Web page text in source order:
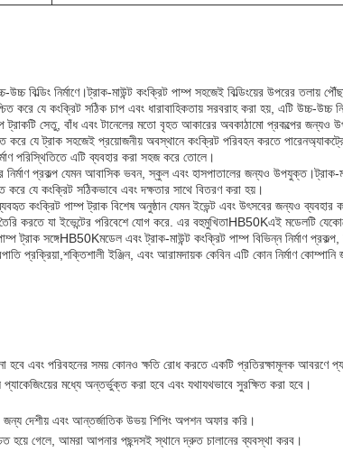
বিল্ডিং নির্মাণে।ট্রাক-মাউন্ট কংক্রিট পাম্প সহজেই বিল্ডিংয়ের উপরের তলায়
করে যে কংক্রিট সঠিক চাপ এবং ধারাবাহিকতায় সরবরাহ করা হয়, এটি উচ্চ-উচ্চ
ট্রাকটি সেতু, বাঁধ এবং টানেলের মতো বৃহত আকারের অবকাঠামো প্রকল্পের
করে যে ট্রাক সহজেই প্রয়োজনীয় অবস্থানে কংক্রিট পরিবহন করতে
পরিস্থিতিতে এটি ব্যবহার করা সহজ করে তোলে।
প্রকল্প যেমন আবাসিক ভবন, স্কুল এবং হাসপাতালের জন্যও উপযুক্ত।ট্রাক-
করে যে কংক্রিট সঠিকভাবে এবং দক্ষতার সাথে বিতরণ করা হয়।
কংক্রিট পাম্প ট্রাক বিশেষ অনুষ্ঠান যেমন ইভেন্ট এবং উৎসবের জন্যও ব্যবহার
করতে যা ইভেন্টের পরিবেশে যোগ করে. এর বহুমুখিতাHB50Kএই মডেলটি
ট্রাক সঙ্গেHB50Kমডেল এবং ট্রাক-মাউন্ট কংক্রিট পাম্প বিভিন্ন নির্মাণ
প্রক্রিয়া,শক্তিশালী ইঞ্জিন, এবং আরামদায়ক কেবিন এটি কোন নির্মাণ
হবে এবং পরিবহনের সময় কোনও ক্ষতি রোধ করতে একটি প্রতিরক্ষামূলক আবরণে
মধ্যে অন্তর্ভুক্ত করা হবে এবং যথাযথভাবে সুরক্ষিত করা হবে।
দেশীয় এবং আন্তর্জাতিক উভয় শিপিং অপশন অফার করি।
হয়ে গেলে, আমরা আপনার পছন্দসই স্থানে দ্রুত চালানের ব্যবস্থা করব।